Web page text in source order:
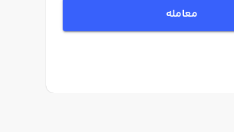
معامله